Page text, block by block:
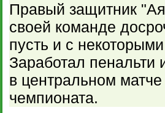
Правый защитник
своей команде
пусть и с
Заработал пенальти
в центральном
чемпионата.